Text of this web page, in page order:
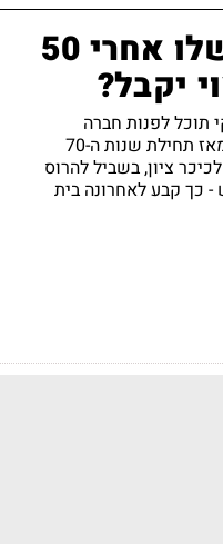
יפונה מהחנות שלו אחרי 50
יקבל?
לפנות חברה
המפעילה חנות בשכירות מוגנת מאז תחילת שנות ה-70
ציון, בשביל להרוס
- כך קבע לאחרונה בית